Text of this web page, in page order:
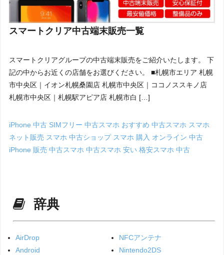
スマートクリア中古端末販売一覧
スマートクリアグループの中古端末販売をご紹介いたします。 下
記の中からお近くの店舗をお選びください。 ■札幌市エリア 札幌
市中央区｜イオン札幌桑園店 札幌市中央区｜ココノススキノ店
札幌市中央区｜札幌駅アピア店 札幌市白 […]
iPhone 中古 SIMフリー 中古スマホ おすすめ 中古スマホ スマホ
ネット販売 スマホ 中古ショップ スマホ 購入 オンライン中古
iPhone 販売中古スマホ中古スマホ 安い格安スマホ 中古
辞典
AirDrop
Android
NFCアンテナ
Nintendo2DS